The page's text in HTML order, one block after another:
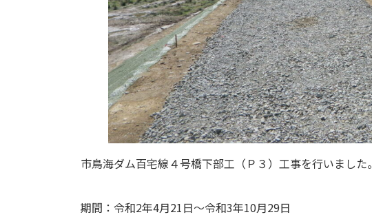
市鳥海ダム百宅線４号橋下部工（Ｐ３）工事を行いました。
期間：令和2年4月21日～令和3年10月29日